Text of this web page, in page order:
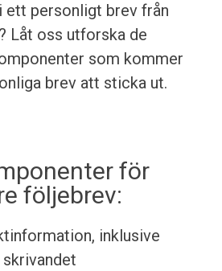
ett personligt brev från
Låt oss utforska de
som kommer
brev att sticka ut.
för
följebrev:
inklusive